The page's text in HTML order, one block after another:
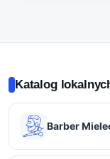
Katalog
Barber